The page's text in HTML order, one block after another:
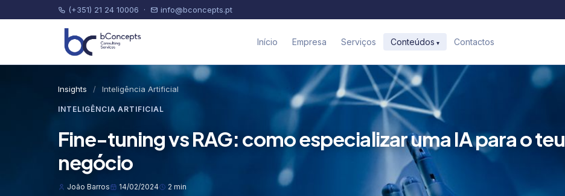
(+351) 21 24 10006 · info@bconcepts.pt
Início Empresa Serviços Conteúdos Contactos
Insights / Inteligência Artificial
INTELIGÊNCIA ARTIFICIAL
Fine-tuning vs RAG: como especializar uma IA para o teu
negócio
João Barros 14/02/2024 2 min